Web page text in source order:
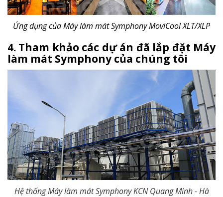
Ứng dụng của Máy làm mát Symphony MoviCool XLT/XLP
4. Tham khảo các dự án đã lắp đặt Máy
làm mát Symphony của chúng tôi
Hệ thống Máy làm mát Symphony KCN Quang Minh - Hà